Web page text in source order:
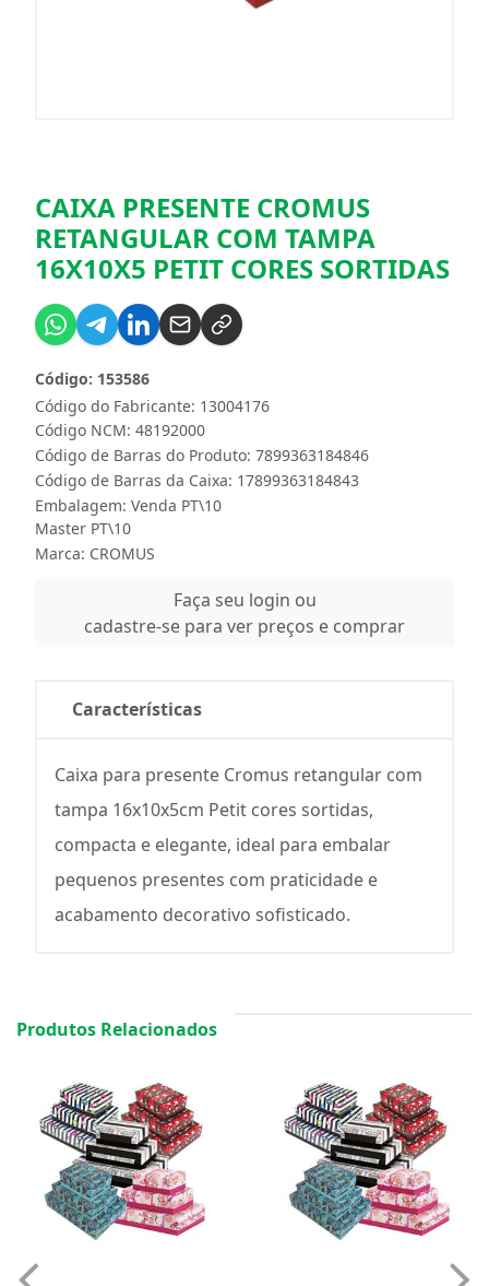
CAIXA PRESENTE CROMUS
RETANGULAR COM TAMPA
16X10X5 PETIT CORES SORTIDAS
Código do Fabricante: 13004176
Código: 153586
Código NCM: 48192000
Código de Barras do Produto: 7899363184846
Código de Barras da Caixa: 17899363184843
Embalagem: Venda PT\10
Master PT\10
Marca: CROMUS
Faça seu login ou
cadastre-se para ver preços e comprar
Características
Caixa para presente Cromus retangular com
tampa 16x10x5cm Petit cores sortidas,
compacta e elegante, ideal para embalar
pequenos presentes com praticidade e
acabamento decorativo sofisticado.
Produtos Relacionados